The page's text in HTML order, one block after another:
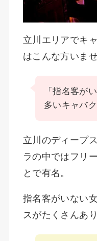
立川エリアでキ
はこんな方いま
「指名客が
多いキャバ
立川のディープ
ラの中ではフリ
とで有名。
指名客がいない
スがたくさんあ